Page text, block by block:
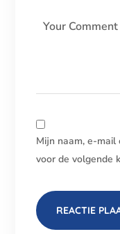
Mijn naam, e-
voor de volgende